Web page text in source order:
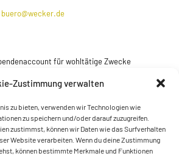
Zustimmung verwalten
zu bieten, verwenden wir Technologien wie
zu speichern und/oder darauf zuzugreifen.
zustimmst, können wir Daten wie das Surfverhalten
Website verarbeiten. Wenn du deine Zustimmung
können bestimmte Merkmale und Funktionen
buero@wecker.de
für wohltätige Zwecke